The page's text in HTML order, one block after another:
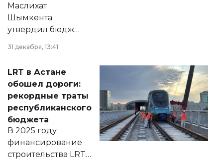
Маслихат
Шымкента
утвердил бюджет
города на 2026–
2028 годы.
документ
появился в базе
нормативных
правовых актов и
на сайте маслихат
города.
31 декабря, 13:41
LRT в Астане
обошел дороги:
рекордные траты
республиканского
бюджета
В 2025 году
финансирование
строительства LRT